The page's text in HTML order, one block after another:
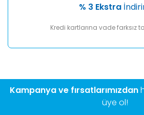
% 3 Ekstra
Kredi kartlarına vade farksız
Kampanya ve fırsatlarımızdan
üye ol!